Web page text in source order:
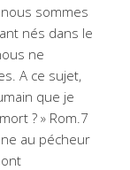
sommes
nés dans le
ne
A ce sujet,
que je
? » Rom.7
au pécheur